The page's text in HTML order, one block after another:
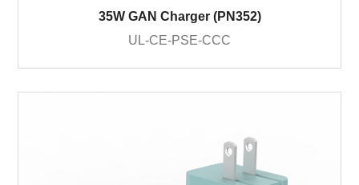
35W GAN Charger (PN352)
UL-CE-PSE-CCC